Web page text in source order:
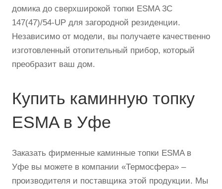
домика до сверхширокой топки ESMA 3С
147(47)/54-UP для загородной резиденции.
Независимо от модели, вы получаете качественно
изготовленный отопительный прибор, который
преобразит ваш дом.
Купить каминную топку
ESMA в Уфе
Заказать фирменные каминные топки ESMA в
Уфе вы можете в компании «Термосфера» –
производителя и поставщика этой продукции. Мы